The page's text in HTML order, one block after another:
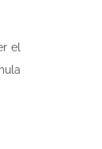
el